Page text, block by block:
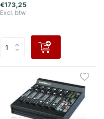
€173,25
Excl. btw